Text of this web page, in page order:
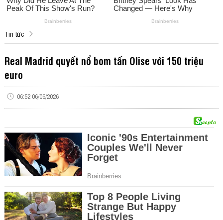
Tin tức
Real Madrid quyết nổ bom tấn Olise với 150 triệu
euro
06:52 06/06/2026